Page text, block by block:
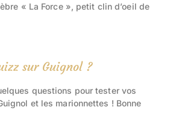
« La Force », petit clin d’oeil de
sur Guignol ?
questions pour tester vos
et les marionnettes ! Bonne